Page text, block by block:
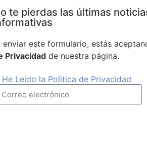
te pierdas las últimas
enviar este formulario, estás
Privacidad de nuestra página.
He Leido la Politica de Privacidad